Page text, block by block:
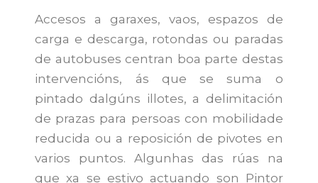
Accesos a garaxes, vaos, espazos de
carga e descarga, rotondas ou paradas
de autobuses centran boa parte destas
intervencións, ás que se suma o
pintado dalgúns illotes, a delimitación
de prazas para persoas con mobilidade
reducida ou a reposición de pivotes en
varios puntos. Algunhas das rúas na
que xa se estivo actuando son Pintor